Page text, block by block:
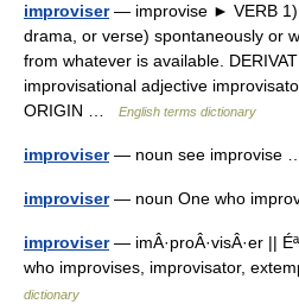
improviser— improvise ► VERB 1)
drama, or verse) spontaneously or
from whatever is available.
improvisational adjective
ORIGIN …
English terms dictionary
improviser— noun see improvise
improviser— noun One who
improviser— imÂ·proÂ·visÂ·er ||
who improvises, improvisator,
dictionary